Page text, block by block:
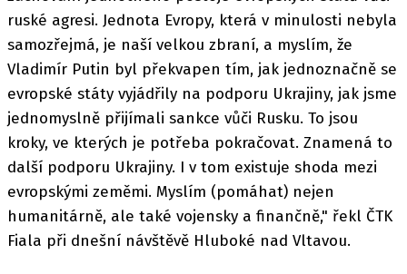
ruské agresi. Jednota Evropy, která v minulosti nebyla
samozřejmá, je naší velkou zbraní, a myslím, že
Vladimír Putin byl překvapen tím, jak jednoznačně se
evropské státy vyjádřily na podporu Ukrajiny, jak jsme
jednomyslně přijímali sankce vůči Rusku. To jsou
kroky, ve kterých je potřeba pokračovat. Znamená to
další podporu Ukrajiny. I v tom existuje shoda mezi
evropskými zeměmi. Myslím (pomáhat) nejen
humanitárně, ale také vojensky a finančně," řekl ČTK
Fiala při dnešní návštěvě Hluboké nad Vltavou.